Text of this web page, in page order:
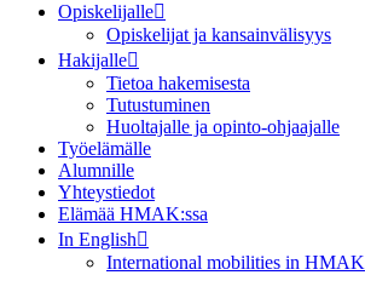
Opiskelijalle
Opiskelijat ja kansainvälisyys
Hakijalle
Tietoa hakemisesta
Tutustuminen
Huoltajalle ja opinto-ohjaajalle
Työelämälle
Alumnille
Yhteystiedot
Elämää HMAK:ssa
In English
International mobilities in HMAK